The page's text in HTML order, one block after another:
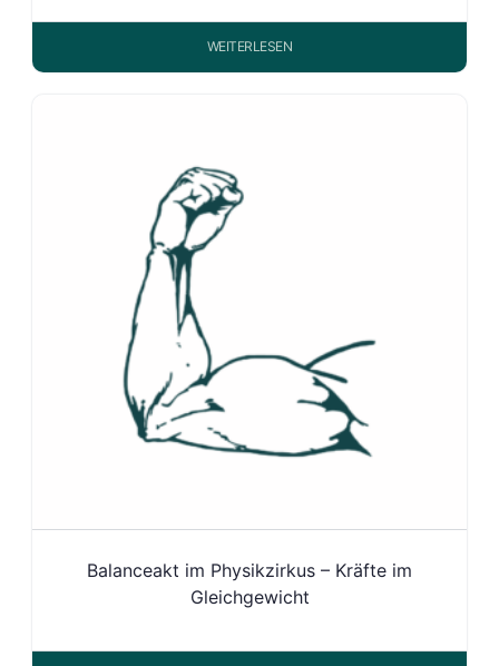
WEITERLESEN
Balanceakt im Physikzirkus – Kräfte im
Gleichgewicht